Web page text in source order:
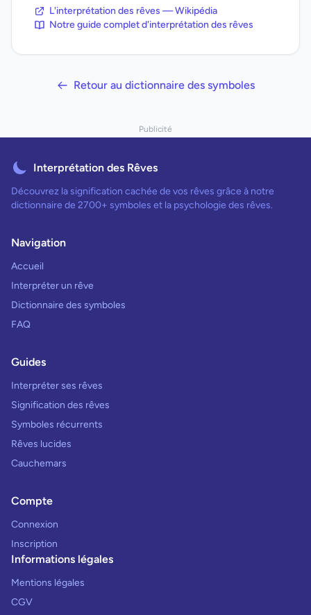
L'interprétation des rêves — Wikipédia
Notre guide complet d'interprétation des rêves
Retour au dictionnaire des symboles
Publicité
Interprétation des Rêves
Découvrez la signification cachée de vos rêves grâce à notre
dictionnaire de 2700+ symboles et la psychologie des rêves.
Navigation
Accueil
Interpréter un rêve
Dictionnaire des symboles
FAQ
Guides
Interpréter ses rêves
Signification des rêves
Symboles récurrents
Rêves lucides
Cauchemars
Compte
Connexion
Inscription
Informations légales
Mentions légales
CGV